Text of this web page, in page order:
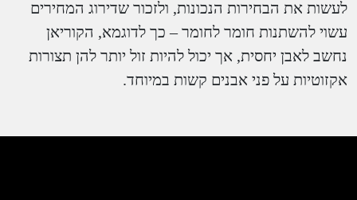
לעשות את הבחירות הנכונות, ולזכור שדירוג המחירים
עשוי להשתנות חומר לחומר – כך לדוגמא, הקוריאן
נחשב לאבן יחסית, אך יכול להיות זול יותר להן תצורות
אקזוטיות על פני אבנים קשות במיוחד.